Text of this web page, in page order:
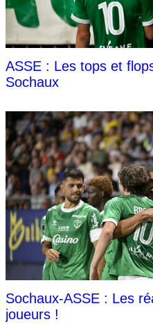
ASSE : Les tops et
Sochaux
Sochaux-ASSE : Les
joueurs !